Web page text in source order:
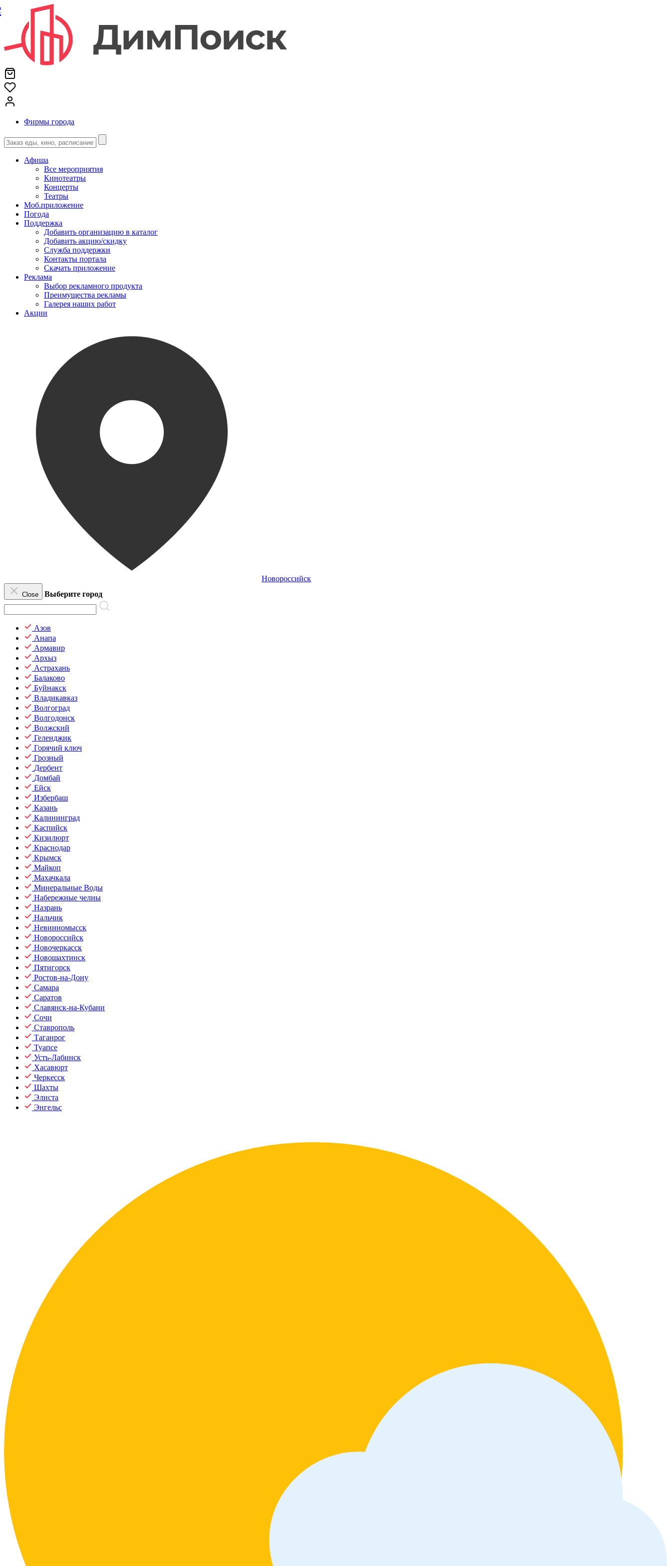
Фирмы города
Афиша
Все мероприятия
Кинотеатры
Концерты
Театры
Моб.приложение
Погода
Поддержка
Добавить организацию в каталог
Добавить акцию/скидку
Служба поддержки
Контакты портала
Скачать приложение
Реклама
Выбор рекламного продукта
Преимущества рекламы
Галерея наших работ
Акции
Новороссийск
Close Выберите город
Азов
Анапа
Армавир
Архыз
Астрахань
Балаково
Буйнакск
Владикавказ
Волгоград
Волгодонск
Волжский
Геленджик
Горячий ключ
Грозный
Дербент
Домбай
Ейск
Избербаш
Казань
Калининград
Каспийск
Кизилюрт
Краснодар
Крымск
Майкоп
Махачкала
Минеральные Воды
Набережные челны
Назрань
Нальчик
Невинномысск
Новороссийск
Новочеркасск
Новошахтинск
Пятигорск
Ростов-на-Дону
Самара
Саратов
Славянск-на-Кубани
Сочи
Ставрополь
Таганрог
Туапсе
Усть-Лабинск
Хасавюрт
Черкесск
Шахты
Элиста
Энгельс